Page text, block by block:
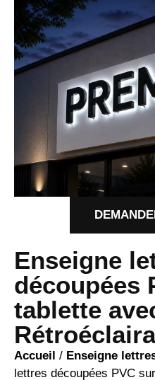
Enseigne
découpées
tablette
Accueil / Enseigne
lettres découpées PVC